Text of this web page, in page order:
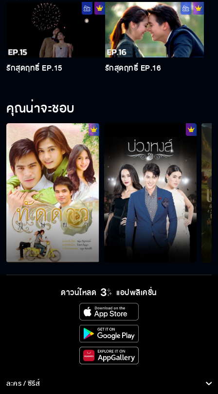
รักสุดฤทธิ์ EP.15 รักสุดฤทธิ์ EP.16
คุณน่าจะชอบ
ดาวน์โหลด แอปพลิเคชั่น
ละคร / ซีรีส์